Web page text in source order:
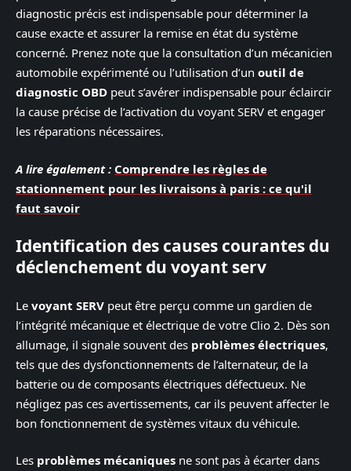
diagnostic précis est indispensable pour déterminer la
cause exacte et assurer la remise en état du système
concerné. Prenez note que la consultation d’un mécanicien
automobile expérimenté ou l’utilisation d’un outil de
diagnostic OBD peut s’avérer indispensable pour éclaircir
la cause précise de l’activation du voyant SERV et engager
les réparations nécessaires.
A lire également : Comprendre les règles de
stationnement pour les livraisons à paris : ce qu'il
faut savoir
Identification des causes courantes du
déclenchement du voyant serv
Le voyant SERV peut être perçu comme un gardien de
l’intégrité mécanique et électrique de votre Clio 2. Dès son
allumage, il signale souvent des problèmes électriques,
tels que des dysfonctionnements de l’alternateur, de la
batterie ou de composants électriques défectueux. Ne
négligez pas ces avertissements, car ils peuvent affecter le
bon fonctionnement de systèmes vitaux du véhicule.
Les problèmes mécaniques ne sont pas à écarter dans